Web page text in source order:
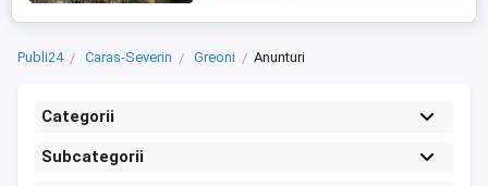
Publi24 Caras-Severin Greoni Anunturi
Categorii
Subcategorii